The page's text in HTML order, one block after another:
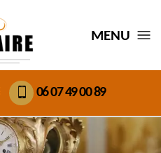
MENU
06 07 49 00 89